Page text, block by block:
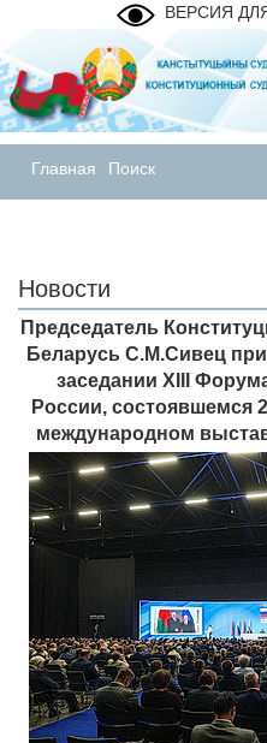
ВЕРСИЯ
Главная Поиск
Новости
Председатель
Беларусь С.М.Сивец
заседании XIII
России, состоявшемся
международном